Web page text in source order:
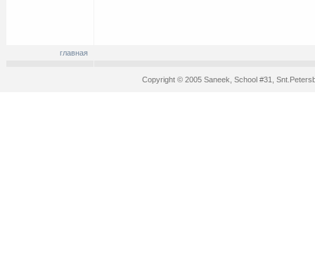
главная
Copyright © 2005 Saneek, School #31,